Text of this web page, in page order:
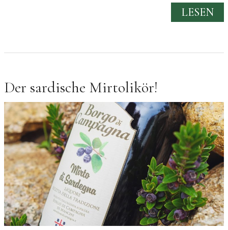
LESEN
Der sardische Mirtolikör!